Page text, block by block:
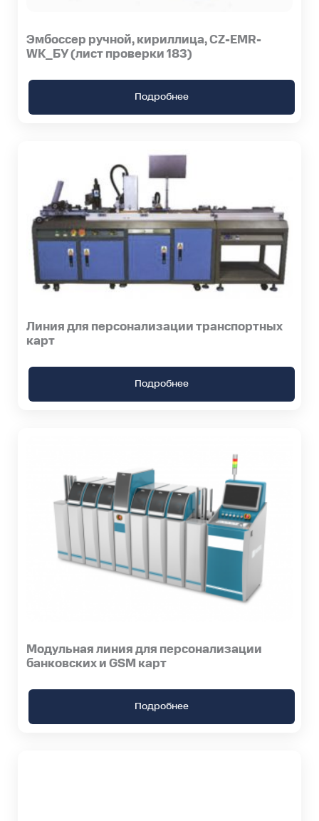
Эмбоссер ручной, кириллица, CZ-EMR-
WK_БУ (лист проверки 183)
Подробнее
Линия для персонализации транспортных
карт
Подробнее
Модульная линия для персонализации
банковских и GSM карт
Подробнее